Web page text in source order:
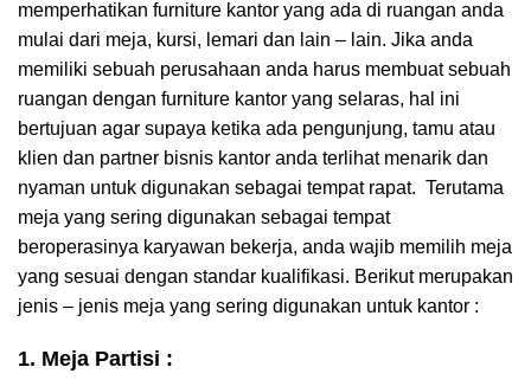
memperhatikan furniture kantor yang ada di ruangan anda
mulai dari meja, kursi, lemari dan lain – lain. Jika anda
memiliki sebuah perusahaan anda harus membuat sebuah
ruangan dengan furniture kantor yang selaras, hal ini
bertujuan agar supaya ketika ada pengunjung, tamu atau
klien dan partner bisnis kantor anda terlihat menarik dan
nyaman untuk digunakan sebagai tempat rapat. Terutama
meja yang sering digunakan sebagai tempat
beroperasinya karyawan bekerja, anda wajib memilih meja
yang sesuai dengan standar kualifikasi. Berikut merupakan
jenis – jenis meja yang sering digunakan untuk kantor :
1. Meja Partisi :